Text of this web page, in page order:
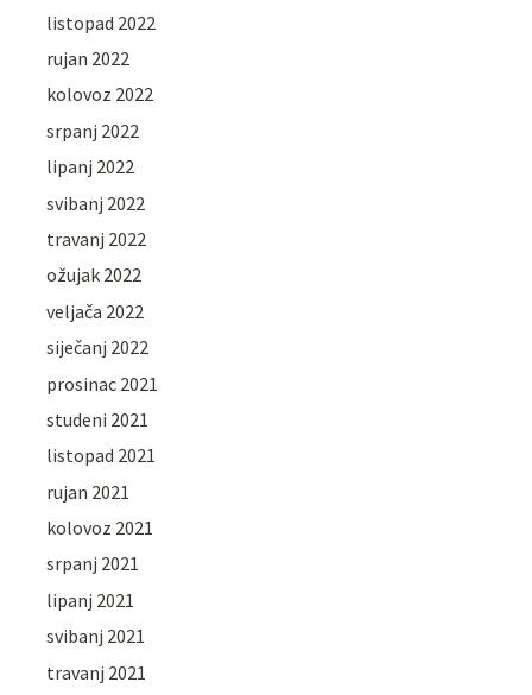
listopad 2022
rujan 2022
kolovoz 2022
srpanj 2022
lipanj 2022
svibanj 2022
travanj 2022
ožujak 2022
veljača 2022
siječanj 2022
prosinac 2021
studeni 2021
listopad 2021
rujan 2021
kolovoz 2021
srpanj 2021
lipanj 2021
svibanj 2021
travanj 2021